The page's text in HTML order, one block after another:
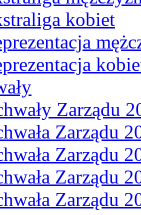
kobiet
Zarządu
Zarządu
Zarządu
Zarządu
Zarządu